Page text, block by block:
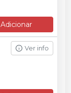
Adicionar
Ver info